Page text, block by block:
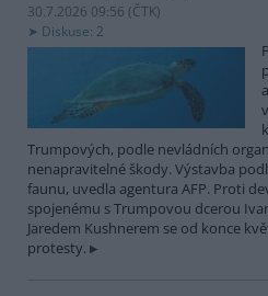
30.7.2026 09:56 (ČTK)
Diskuse: 2
Trumpových, podle nevládních
nenapravitelné škody. Výstavba
faunu, uvedla agentura AFP. Proti
spojenému s Trumpovou dcerou
Jaredem Kushnerem se od konce
protesty.